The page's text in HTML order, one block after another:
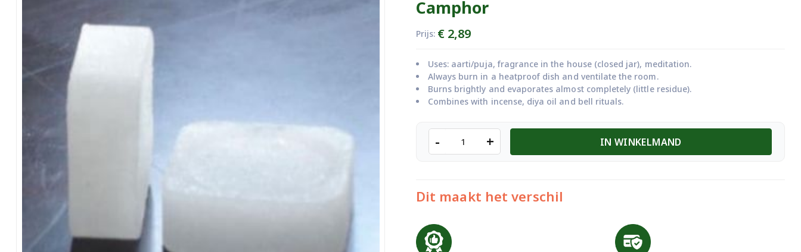
Camphor
Prijs: € 2,89
Uses: aarti/puja, fragrance in the house (closed jar), meditation.
Always burn in a heatproof dish and ventilate the room.
Burns brightly and evaporates almost completely (little residue).
Combines with incense, diya oil and bell rituals.
aantal
- + IN WINKELMAND
Dit maakt het verschil